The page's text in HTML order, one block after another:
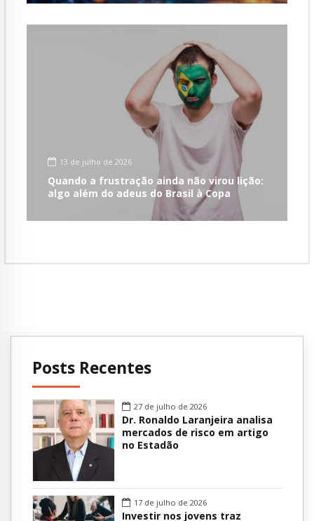
13 de julho de 2026
Quando a frustração ainda não virou lição:
algo além do adeus do Brasil à Copa
Posts Recentes
27 de julho de 2026
Dr. Ronaldo Laranjeira analisa
mercados de risco em artigo
no Estadão
17 de julho de 2026
Investir nos jovens traz